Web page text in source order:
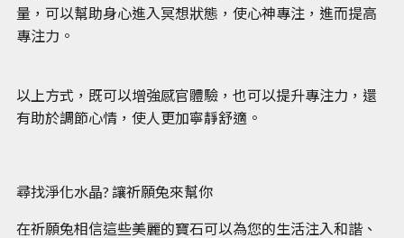
量，可以幫助身心進入冥想狀態，使心神專注，進而提高
專注力。
以上方式，既可以增強感官體驗，也可以提升專注力，還
有助於調節心情，使人更加寧靜舒適。
尋找淨化水晶? 讓祈願兔來幫你
在祈願兔相信這些美麗的寶石可以為您的生活注入和諧、